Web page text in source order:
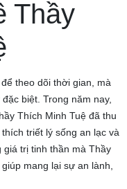
Thầy
theo dõi thời gian, mà
biệt. Trong năm nay,
Thích Minh Tuệ đã thu
triết lý sống an lạc và
giá trị tinh thần mà Thầy
mang lại sự an lành,